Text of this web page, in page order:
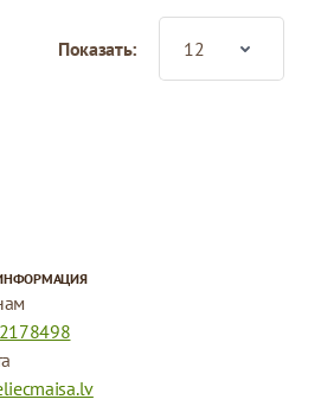
Показать: